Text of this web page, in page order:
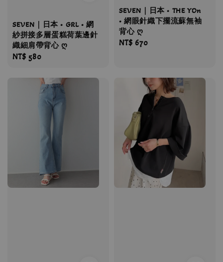
SEVEN｜日本 • GRL • 網
紗拼接多層蛋糕荷葉邊針
織細肩帶背心 ღ
Regular
NT$ 580
SEVEN｜日本 • THE YOn
• 網眼針織下擺流蘇無袖
背心 ღ
Regular
NT$ 670